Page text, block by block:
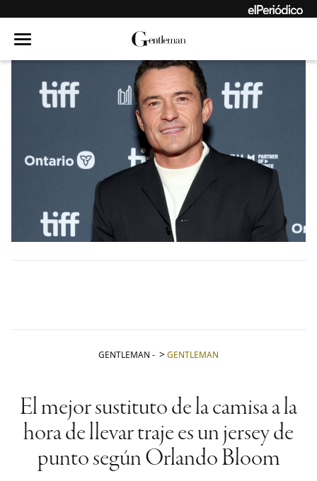
GENTLEMAN - GENTLEMAN
El mejor sustituto de la camisa a la
hora de llevar traje es un jersey de
punto según Orlando Bloom